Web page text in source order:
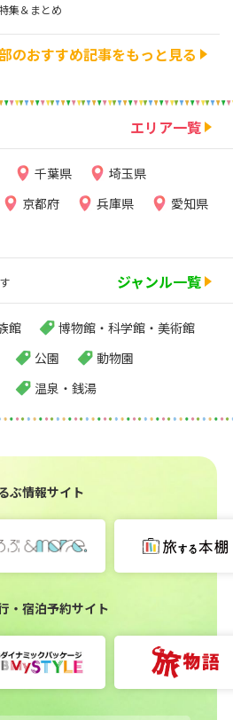
集＆まとめ
のおすすめ記事をもっと見る
エリア一覧
千葉県
埼玉県
京都府 兵庫県
愛知県
ジャンル一覧
館
博物館・科学館・美術館
公園
動物園
温泉・銭湯
ぶ情報サイト
・宿泊予約サイト